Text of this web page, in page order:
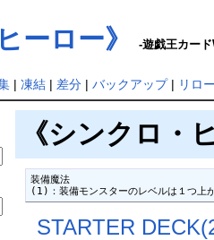
ーロー》 -遊戯王カー
| 凍結| 差分| バックアップ| リロ
《シンクロ
装備魔法
(1)：装備モンスターのレベルは１つ上
STARTER